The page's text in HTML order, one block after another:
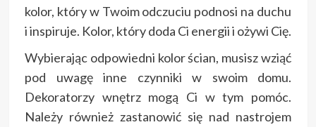
kolor, który w Twoim odczuciu podnosi na duchu
i inspiruje. Kolor, który doda Ci energii i ożywi Cię.
Wybierając odpowiedni kolor ścian, musisz wziąć
pod uwagę inne czynniki w swoim domu.
Dekoratorzy wnętrz mogą Ci w tym pomóc.
Należy również zastanowić się nad nastrojem